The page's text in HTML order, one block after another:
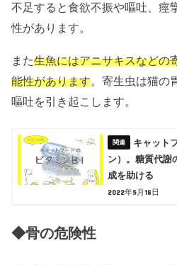
不足すると食欲不振や嘔吐、痙
性があります。
また生魚にはアニサキスなどの
能性があります。寄生虫は猫の
嘔吐を引き起こします。
キャット
ン）。糖質代謝
成を助ける
2022年5月18日
◆骨の危険性